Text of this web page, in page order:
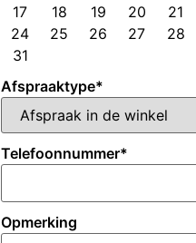
17
18 19 20 21
24
25 26 27 28
31
Afspraaktype*
Telefoonnummer*
Opmerking